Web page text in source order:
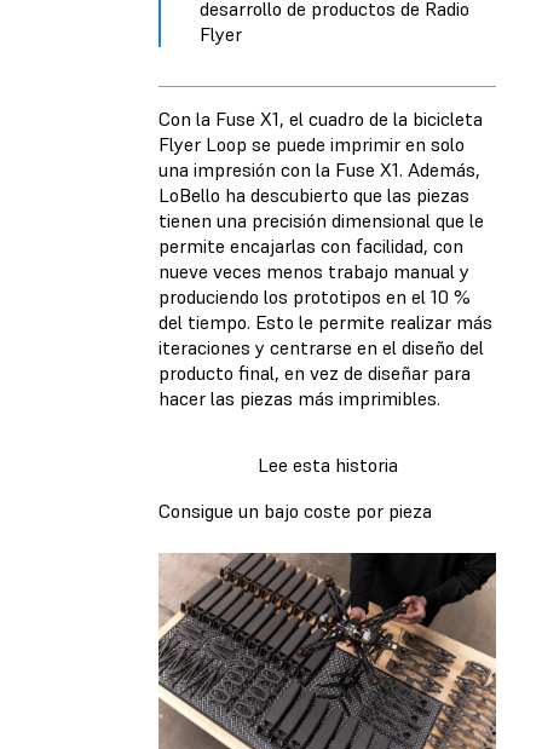
desarrollo de productos de Radio
Flyer
Con la Fuse X1, el cuadro de la bicicleta
Flyer Loop se puede imprimir en solo
una impresión con la Fuse X1. Además,
LoBello ha descubierto que las piezas
tienen una precisión dimensional que le
permite encajarlas con facilidad, con
nueve veces menos trabajo manual y
produciendo los prototipos en el 10 %
del tiempo. Esto le permite realizar más
iteraciones y centrarse en el diseño del
producto final, en vez de diseñar para
hacer las piezas más imprimibles.
Lee esta historia
Consigue un bajo coste por pieza